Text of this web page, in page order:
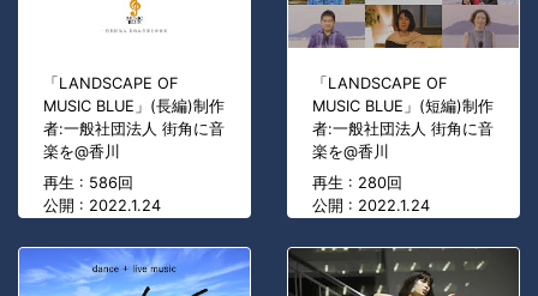
「LANDSCAPE OF
MUSIC BLUE」(長編)制作
者:一般社団法人 街角に音
楽を@香川
再生 : 586回
公開 : 2022.1.24
「LANDSCAPE OF
MUSIC BLUE」(短編)制作
者:一般社団法人 街角に音
楽を@香川
再生 : 280回
公開 : 2022.1.24